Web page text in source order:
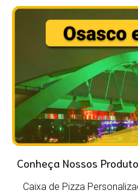
Conheça Nossos
Caixa de Pizza